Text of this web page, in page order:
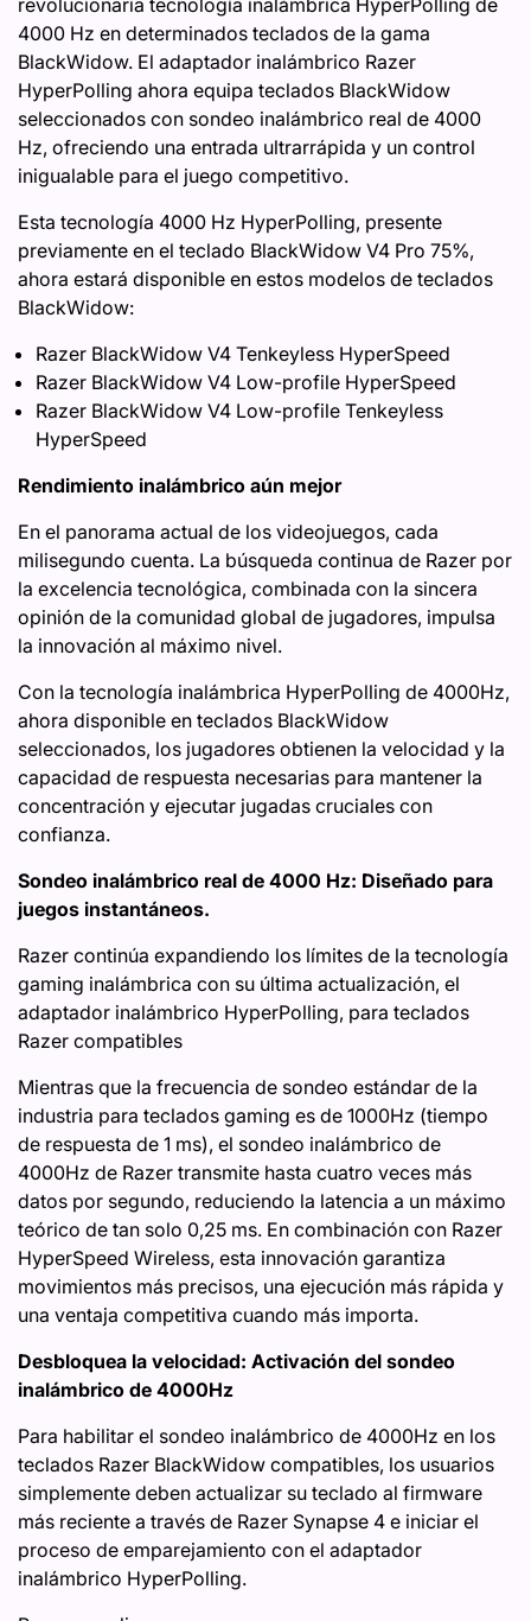
revolucionaria tecnología inalámbrica HyperPolling de
4000 Hz en determinados teclados de la gama
BlackWidow. El adaptador inalámbrico Razer
HyperPolling ahora equipa teclados BlackWidow
seleccionados con sondeo inalámbrico real de 4000
Hz, ofreciendo una entrada ultrarrápida y un control
inigualable para el juego competitivo.
Esta tecnología 4000 Hz HyperPolling, presente
previamente en el teclado BlackWidow V4 Pro 75%,
ahora estará disponible en estos modelos de teclados
BlackWidow:
Razer BlackWidow V4 Tenkeyless HyperSpeed
Razer BlackWidow V4 Low-profile HyperSpeed
Razer BlackWidow V4 Low-profile Tenkeyless
HyperSpeed
Rendimiento inalámbrico aún mejor
En el panorama actual de los videojuegos, cada
milisegundo cuenta. La búsqueda continua de Razer por
la excelencia tecnológica, combinada con la sincera
opinión de la comunidad global de jugadores, impulsa
la innovación al máximo nivel.
Con la tecnología inalámbrica HyperPolling de 4000Hz,
ahora disponible en teclados BlackWidow
seleccionados, los jugadores obtienen la velocidad y la
capacidad de respuesta necesarias para mantener la
concentración y ejecutar jugadas cruciales con
confianza.
Sondeo inalámbrico real de 4000 Hz: Diseñado para
juegos instantáneos.
Razer continúa expandiendo los límites de la tecnología
gaming inalámbrica con su última actualización, el
adaptador inalámbrico HyperPolling, para teclados
Razer compatibles
Mientras que la frecuencia de sondeo estándar de la
industria para teclados gaming es de 1000Hz (tiempo
de respuesta de 1 ms), el sondeo inalámbrico de
4000Hz de Razer transmite hasta cuatro veces más
datos por segundo, reduciendo la latencia a un máximo
teórico de tan solo 0,25 ms. En combinación con Razer
HyperSpeed ​​Wireless, esta innovación garantiza
movimientos más precisos, una ejecución más rápida y
una ventaja competitiva cuando más importa.
Desbloquea la velocidad: Activación del sondeo
inalámbrico de 4000Hz
Para habilitar el sondeo inalámbrico de 4000Hz en los
teclados Razer BlackWidow compatibles, los usuarios
simplemente deben actualizar su teclado al firmware
más reciente a través de Razer Synapse 4 e iniciar el
proceso de emparejamiento con el adaptador
inalámbrico HyperPolling.